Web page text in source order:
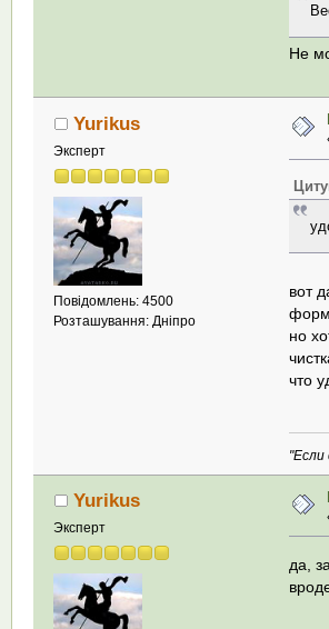
Не
Yurikus
Эксперт
Повідомлень: 4500
Розташування: Дніпро
вот
но
что
"Если
Yurikus
Эксперт
да,